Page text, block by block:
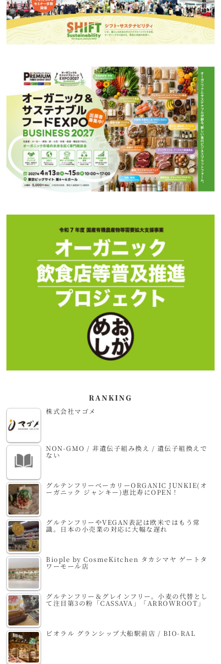
RANKING
株式会社マゴメ
NON-GMO / 非遺伝子組み換え / 遺伝子組換えで
ない
グルテンフリーベーカリーORGANIC JUNKIE(オ
ーガニック ジャンキー)恵比寿にOPEN！
グルテンフリーやVEGAN表記は欧米ではもう常
識。日本の小売業の対応に大幅な遅れ
Biople by CosmeKitchen タカシマヤ ゲートタ
ワーモール店
グルテンフリー＆グレインフリー。小麦の代替とし
て注目第3の粉「CASSAVA」「ARROWROOT」
ビオラル グランシップ大船駅前店 / BIO-RAL